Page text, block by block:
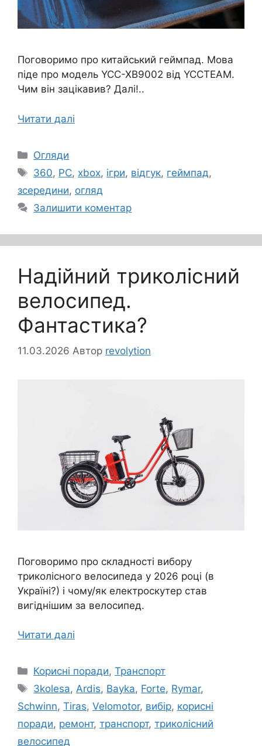
Поговоримо про китайський геймпад. Мова
піде про модель YCC-XB9002 від YCCTEAM.
Чим він зацікавив? Далі!..
Читати далі
Категорії
Огляди
Позначки
360, PC, xbox, ігри, відгук, геймпад,
зсередини, огляд
Залишити коментар
Надійний триколісний
велосипед.
Фантастика?
11.03.2026 Автор revolytion
Поговоримо про складності вибору
триколісного велосипеда у 2026 році (в
Україні?) і чому/як електроскутер став
вигіднішим за велосипед.
Читати далі
Категорії
Корисні поради,Транспорт
Позначки
3kolesa,Ardis, Bayka, Forte, Rymar,
Schwinn, Tiras, Velomotor, вибір, корисні
поради, ремонт, транспорт, триколісний
велосипед